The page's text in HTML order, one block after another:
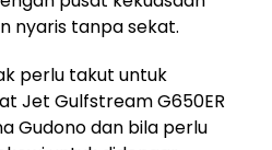
nyaris tanpa sekat.
perlu takut untuk
Jet Gulfstream G650ER
Gudono dan bila perlu